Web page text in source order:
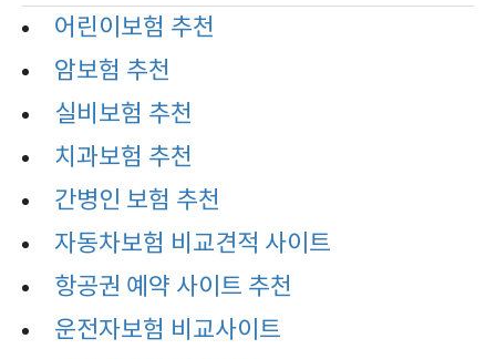
어린이보험 추천
암보험 추천
실비보험 추천
치과보험 추천
간병인 보험 추천
자동차보험 비교견적 사이트
항공권 예약 사이트 추천
운전자보험 비교사이트